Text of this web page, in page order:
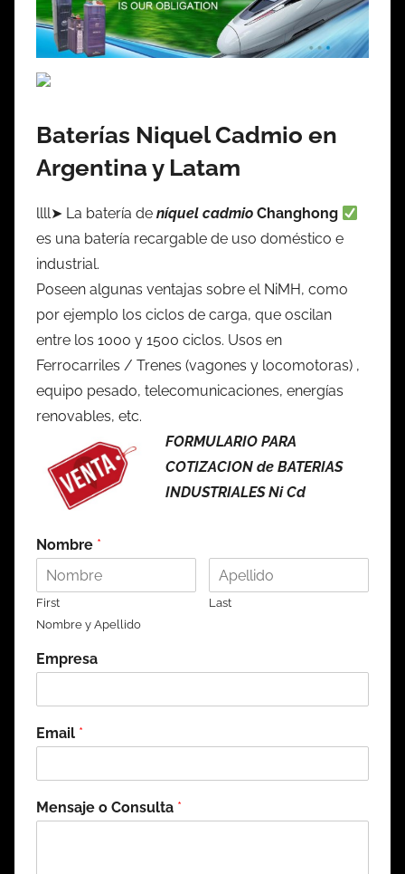
Baterías Niquel Cadmio en
Argentina y Latam
llll➤ La batería de níquel cadmio Changhong
es una batería recargable de uso doméstico e
industrial.
Poseen algunas ventajas sobre el NiMH, como
por ejemplo los ciclos de carga, que oscilan
entre los 1000 y 1500 ciclos. Usos en
Ferrocarriles / Trenes (vagones y locomotoras) ,
equipo pesado, telecomunicaciones, energías
renovables, etc.
FORMULARIO PARA
COTIZACION de BATERIAS
INDUSTRIALES Ni Cd
Nombre *
First
Last
Nombre y Apellido
Empresa
Email *
Mensaje o Consulta *